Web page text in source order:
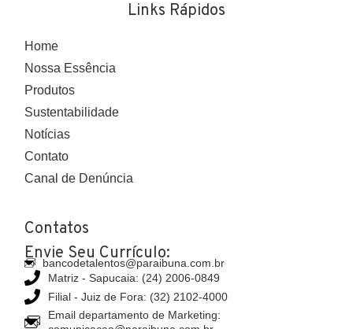
Links Rápidos
Home
Nossa Essência
Produtos
Sustentabilidade
Notícias
Contato
Canal de Denúncia
Contatos
Envie Seu Currículo:
bancodetalentos@paraibuna.com.br
Matriz - Sapucaia: (24) 2006-0849
Filial - Juiz de Fora: (32) 2102-4000
Email departamento de Marketing: